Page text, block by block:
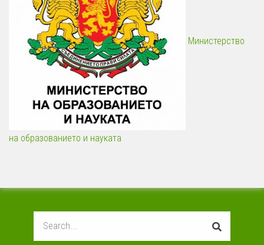
Министерство
на образованието и науката